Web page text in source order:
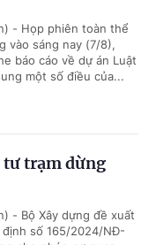
- Họp phiên toàn thể
vào sáng nay (7/8),
báo cáo về dự án Luật
một số điều của...
tư trạm dừng
- Bộ Xây dựng đề xuất
định số 165/2024/NĐ-